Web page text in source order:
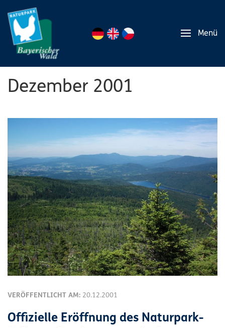
Menü
Dezember 2001
VERÖFFENTLICHT AM: 20.12.2001
Offizielle Eröffnung des Naturpark-